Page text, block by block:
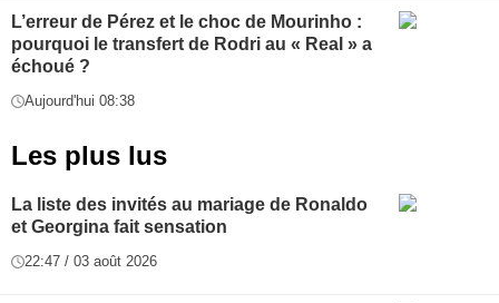
L’erreur de Pérez et le choc de Mourinho :
pourquoi le transfert de Rodri au « Real » a
échoué ?
Aujourd'hui 08:38
Les plus lus
La liste des invités au mariage de Ronaldo
et Georgina fait sensation
22:47 / 03 août 2026